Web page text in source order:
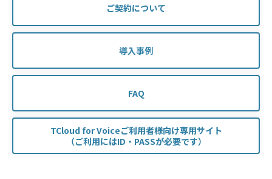
ご契約について
導入事例
FAQ
TCloud for Voiceご利用者様向け専用サイト
（ご利用にはID・PASSが必要です）